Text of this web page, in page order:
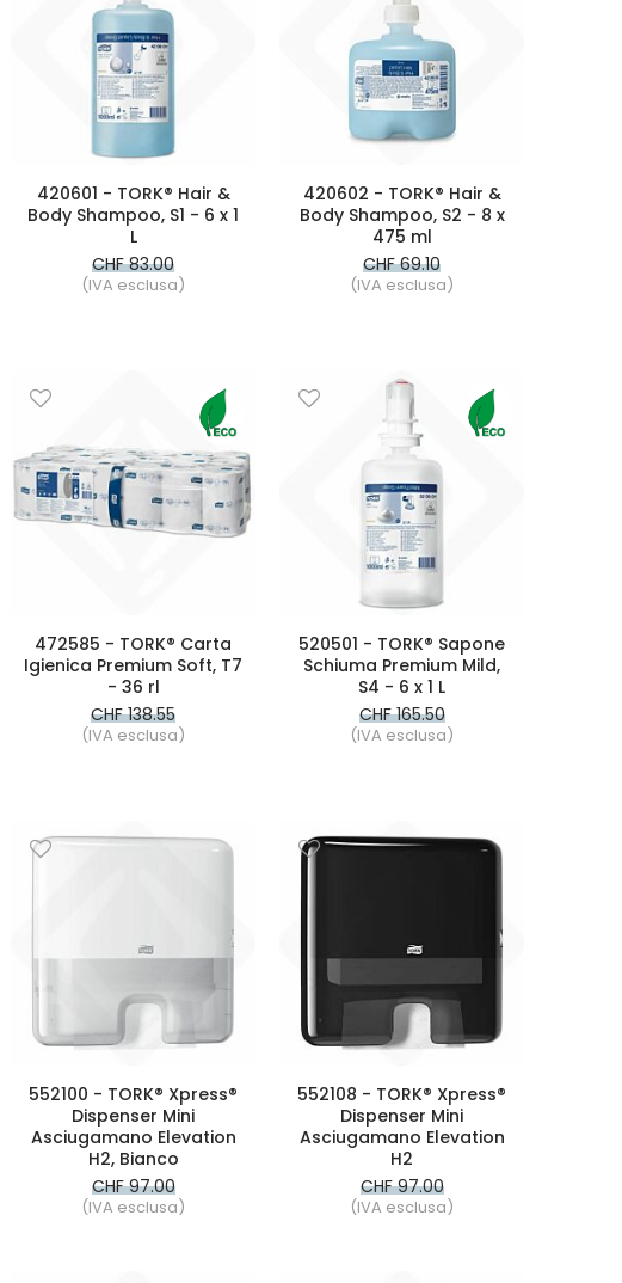
420601 - TORK® Hair &
Body Shampoo, S1 - 6 x 1
L
CHF 83.00
(IVA esclusa)
420602 - TORK® Hair &
Body Shampoo, S2 - 8 x
475 ml
CHF 69.10
(IVA esclusa)
472585 - TORK® Carta
Igienica Premium Soft, T7
- 36 rl
CHF 138.55
(IVA esclusa)
520501 - TORK® Sapone
Schiuma Premium Mild,
S4 - 6 x 1 L
CHF 165.50
(IVA esclusa)
552100 - TORK® Xpress®
Dispenser Mini
Asciugamano Elevation
H2, Bianco
CHF 97.00
(IVA esclusa)
552108 - TORK® Xpress®
Dispenser Mini
Asciugamano Elevation
H2
CHF 97.00
(IVA esclusa)